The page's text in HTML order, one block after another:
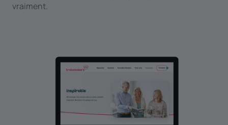
vraiment.